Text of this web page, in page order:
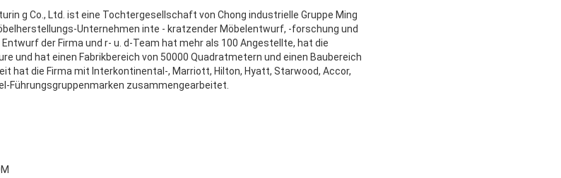
g Co., Ltd. ist eine Tochtergesellschaft von Chong industrielle Gruppe Ming
Unternehmen inte - kratzender Möbelentwurf, -forschung und
der Firma und r- u. d-Team hat mehr als 100 Angestellte, hat die
und hat einen Fabrikbereich von 50000 Quadratmetern und einen Baubereich
hat die Firma mit Interkontinental-, Marriott, Hilton, Hyatt, Starwood, Accor,
Führungsgruppenmarken zusammengearbeitet.